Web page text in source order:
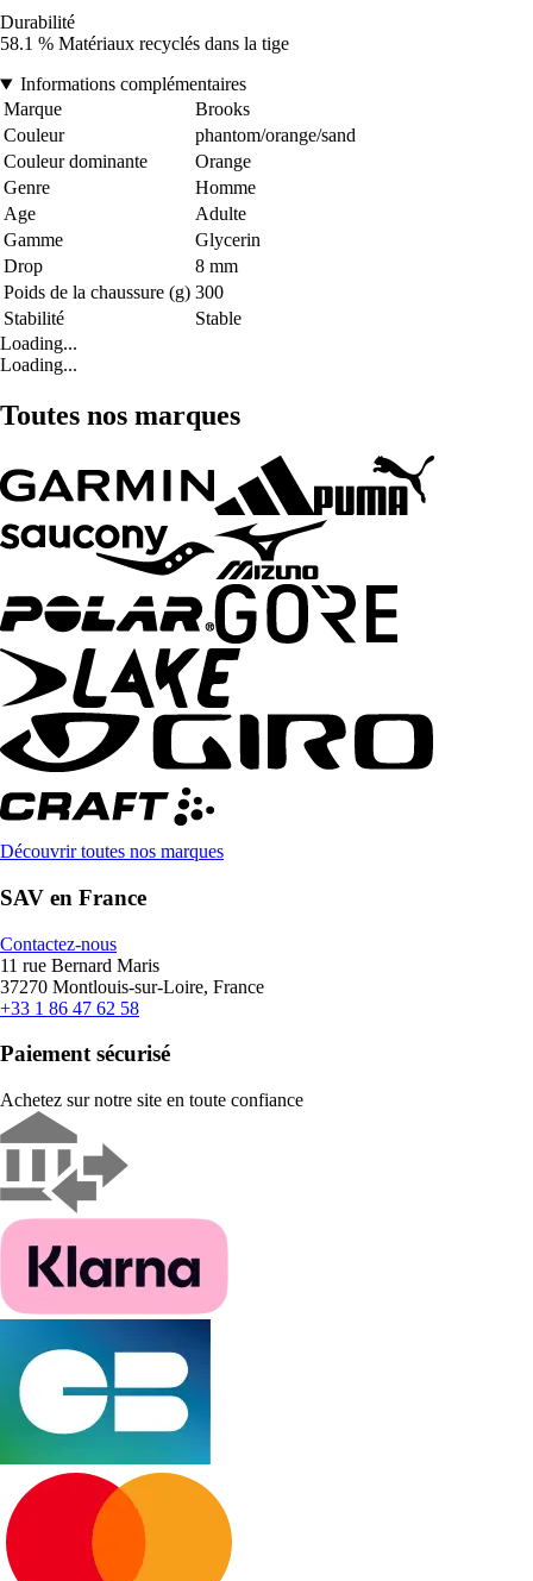
Durabilité
58.1 % Matériaux recyclés dans la tige
Informations complémentaires
Marque
Brooks
Couleur
phantom/orange/sand
Couleur dominante
Orange
Genre
Homme
Age
Adulte
Gamme
Glycerin
Drop
8 mm
Poids de la chaussure (g) 300
Stabilité
Stable
Loading...
Loading...
Toutes nos marques
Découvrir toutes nos marques
SAV en France
Contactez-nous
11 rue Bernard Maris
37270 Montlouis-sur-Loire, France
+33 1 86 47 62 58
Paiement sécurisé
Achetez sur notre site en toute confiance